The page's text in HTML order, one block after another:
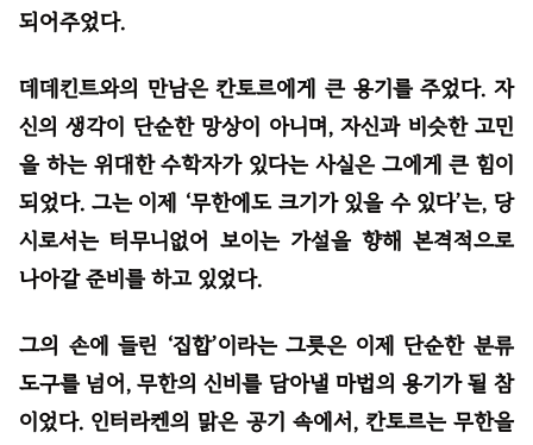
되어주었다.
데데킨트와의 만남은 칸토르에게 큰 용기를 주었다. 자
신의 생각이 단순한 망상이 아니며, 자신과 비슷한 고민
을 하는 위대한 수학자가 있다는 사실은 그에게 큰 힘이
되었다. 그는 이제 ‘무한에도 크기가 있을 수 있다’는, 당
시로서는 터무니없어 보이는 가설을 향해 본격적으로
나아갈 준비를 하고 있었다.
그의 손에 들린 ‘집합’이라는 그릇은 이제 단순한 분류
도구를 넘어, 무한의 신비를 담아낼 마법의 용기가 될 참
이었다. 인터라켄의 맑은 공기 속에서, 칸토르는 무한을